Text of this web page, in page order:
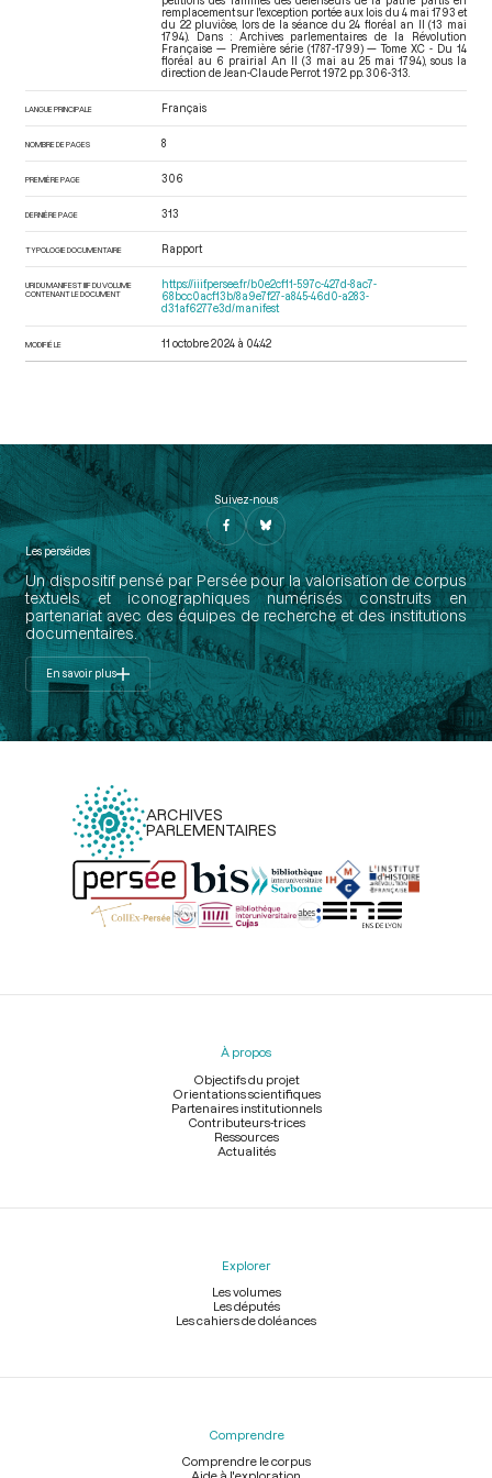
remplacement sur l'exception portée aux lois du 4 mai 1793 et
du 22 pluviôse, lors de la séance du 24 floréal an II (13 mai
1794). Dans : Archives parlementaires de la Révolution
Française — Première série (1787-1799) — Tome XC - Du 14
floréal au 6 prairial An II (3 mai au 25 mai 1794), sous la
direction de Jean-Claude Perrot. 1972. pp. 306-313.
LANGUE PRINCIPALE Français
NOMBRE DE PAGES 8
PREMIÈRE PAGE 306
DERNIÈRE PAGE 313
TYPOLOGIE DOCUMENTAIRE Rapport
URI DU MANIFEST IIIF DU VOLUME
CONTENANT LE DOCUMENT
https://iiif.persee.fr/b0e2cf11-597c-427d-8ac7-
68bcc0acf13b/8a9e7f27-a845-46d0-a283-
d31af6277e3d/manifest
MODIFIÉ LE 11 octobre 2024 à 04:42
Suivez-nous
Les perséides
Un dispositif pensé par Persée pour la valorisation de corpus
textuels et iconographiques numérisés construits en
partenariat avec des équipes de recherche et des institutions
documentaires.
En savoir plus
ARCHIVES
PARLEMENTAIRES
Menu
À propos
Objectifs du projet
Orientations scientifiques
Partenaires institutionnels
Contributeurs-trices
Ressources
Actualités
Explorer
Les volumes
Les députés
Les cahiers de doléances
Comprendre
Comprendre le corpus